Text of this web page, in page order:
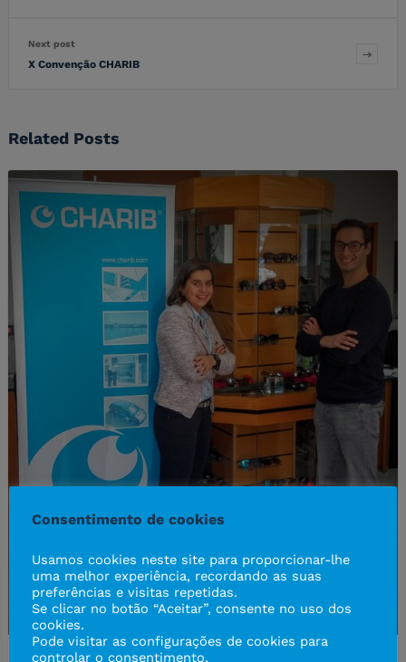
Next post
X Convenção CHARIB
Related Posts
2016-03-15
Consentimento de cookies
Usamos cookies neste site para proporcionar-lhe
uma melhor experiência, recordando as suas
preferências e visitas repetidas.
Se clicar no botão “Aceitar”, consente no uso dos
cookies.
Pode visitar as configurações de cookies para
controlar o consentimento.